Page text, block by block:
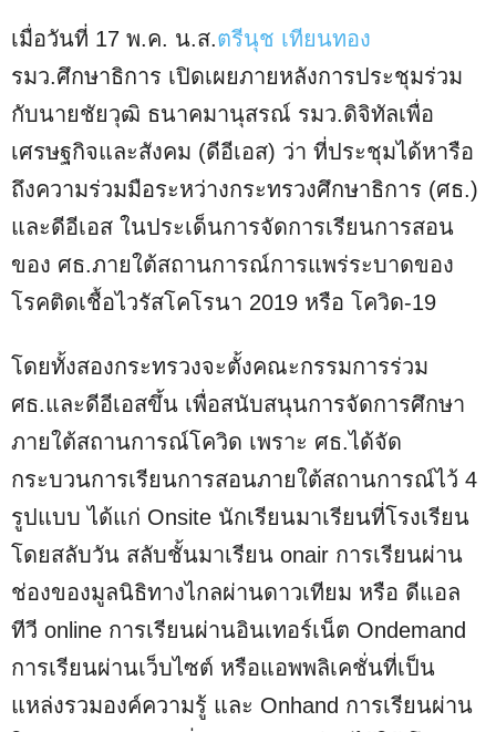
เมื่อวันที่ 17 พ.ค. น.ส.ตรีนุช เทียนทอง
รมว.ศึกษาธิการ เปิดเผยภายหลังการประชุมร่วม
กับนายชัยวุฒิ ธนาคมานุสรณ์ รมว.ดิจิทัลเพื่อ
เศรษฐกิจและสังคม (ดีอีเอส) ว่า ที่ประชุมได้หารือ
ถึงความร่วมมือระหว่างกระทรวงศึกษาธิการ (ศธ.)
และดีอีเอส ในประเด็นการจัดการเรียนการสอน
ของ ศธ.ภายใต้สถานการณ์การแพร่ระบาดของ
โรคติดเชื้อไวรัสโคโรนา 2019 หรือ โควิด-19
โดยทั้งสองกระทรวงจะตั้งคณะกรรมการร่วม
ศธ.และดีอีเอสขึ้น เพื่อสนับสนุนการจัดการศึกษา
ภายใต้สถานการณ์โควิด เพราะ ศธ.ได้จัด
กระบวนการเรียนการสอนภายใต้สถานการณ์ไว้ 4
รูปแบบ ได้แก่ Onsite นักเรียนมาเรียนที่โรงเรียน
โดยสลับวัน สลับชั้นมาเรียน onair การเรียนผ่าน
ช่องของมูลนิธิทางไกลผ่านดาวเทียม หรือ ดีแอล
ทีวี online การเรียนผ่านอินเทอร์เน็ต Ondemand
การเรียนผ่านเว็บไซต์ หรือแอพพลิเคชั่นที่เป็น
แหล่งรวมองค์ความรู้ และ Onhand การเรียนผ่าน